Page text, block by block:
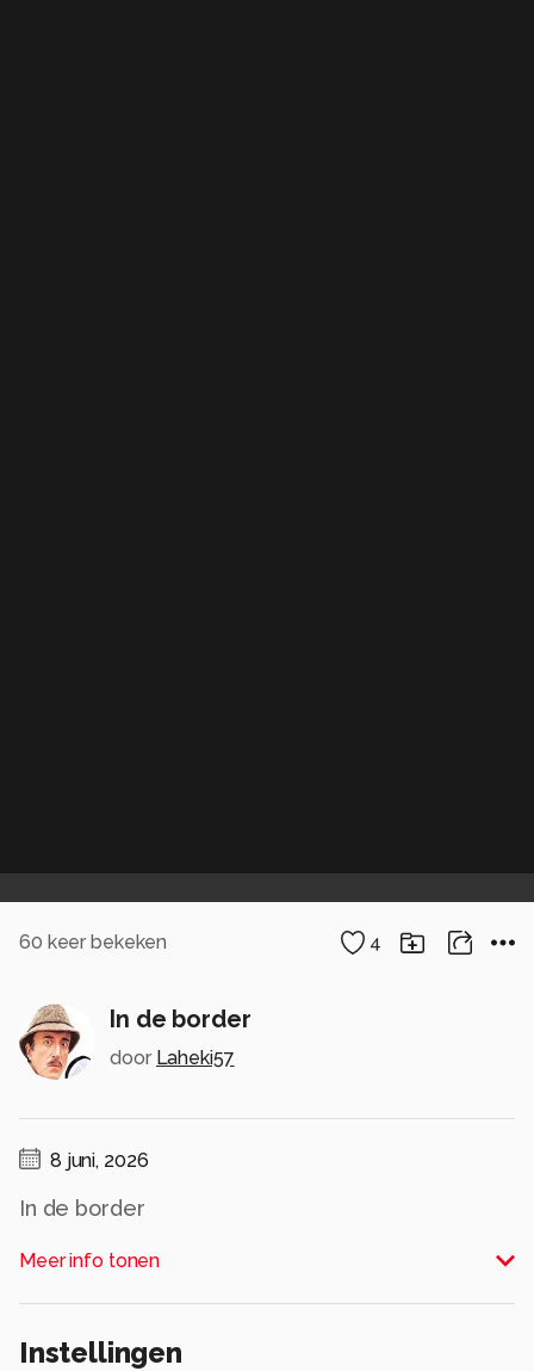
60 keer bekeken 4
In de border
door Laheki57
8 juni, 2026
In de border
Alle rechten voorbehouden
Meer info tonen
Instellingen